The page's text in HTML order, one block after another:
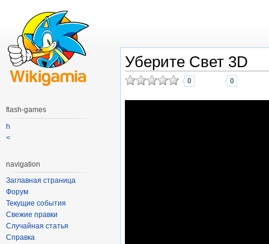
Уберите Свет 3D
0 0
flash-games
h
<
navigation
Заглавная страница
Форум
Текущие события
Свежие правки
Случайная статья
Справка